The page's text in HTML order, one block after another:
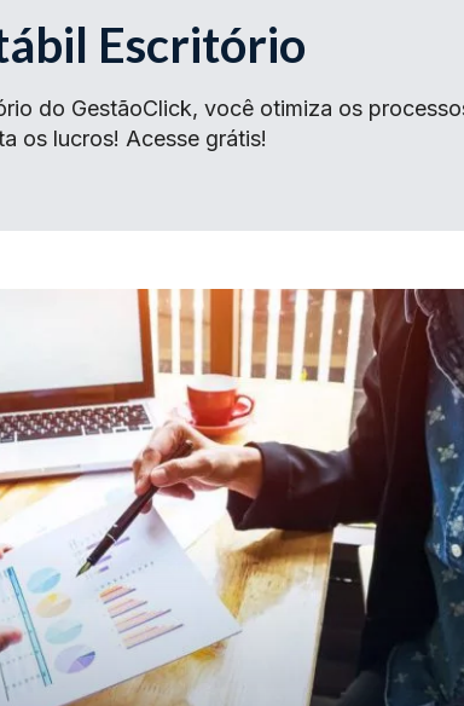
Escritório
do GestãoClick, você otimiza os
os lucros! Acesse grátis!